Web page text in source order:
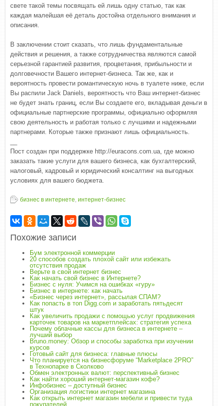
свете такой темы посвящать ей лишь одну статью, так как
каждая малейшая её деталь достойна отдельного внимания и
описания.
В заключении стоит сказать, что лишь фундаментальные
действия и решения, а также сотрудничества являются самой
серьезной гарантией развития, процветания, прибыльности и
долговечности Вашего интернет-бизнеса. Так же, как и
вероятность провести романтическую ночь в туалете ниже, если
Вы распили Jack Daniels, вероятность что Ваш интернет-бизнес
не будет знать границ, если Вы создаете его, вкладывая деньги в
официальные партнерские программы, официально оформляя
свою деятельность и работая только с лучшими и надежными
партнерами. Которые также признают лишь официальность.
Пост создан при поддержке http://euracons.com.ua, где можно
заказать такие услуги для вашего бизнеса, как бухгалтерский,
налоговый, кадровый и юридический консалтинг на выгодных
условиях для вашего бюджета.
бизнес в интернете, интернет-бизнес
Похожие записи
Бум электронной коммерции
20 способов создать плохой сайт или избежать
отсутствия продаж
Верьте в свой интернет бизнес
Как начать свой бизнес в Интернете?
Бизнес с нуля: Учимся на ошибках «гуру»
Бизнес в интернете: как начать
«Бизнес через интернет», рассылая СПАМ?
Как попасть в топ Digg.com и заработать пятьдесят
штук
Как увеличить продажи с помощью услуг продвижения
карточек товаров на маркетплейсах: стратегия успеха
Почему облачные кассы для бизнеса в интернете –
лучший выбор
Bruno.money: Обзор и способы заработка при изучении
курсов
Готовый сайт для бизнеса: главные плюсы
Что планируется на бизнесфоруме “Marketplace 2PRO”
в Технопарке в Сколково
Обмен электронных валют: перспективный бизнес
Как найти хороший интернет-магазин кофе?
Инфобизнес – доступный бизнес
Организация логистики интернет магазина
Как открыть интернет магазин мебели и привести туда
покупателей